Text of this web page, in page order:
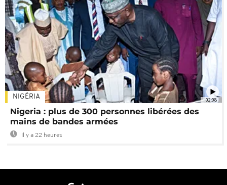
02:08
NIGÉRIA
Nigeria : plus de 300 personnes libérées des
mains de bandes armées
Il y a 22 heures